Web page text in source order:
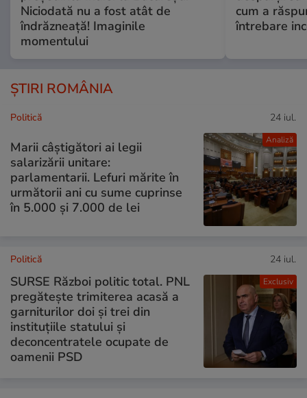
Niciodată nu a fost atât de
îndrăzneață! Imaginile
momentului
cum a
întrebare
ȘTIRI ROMÂNIA
Analiză
Politică 24 iul.
Marii câștigători ai legii
salarizării unitare:
parlamentarii. Lefuri mărite în
următorii ani cu sume cuprinse
în 5.000 și 7.000 de lei
Exclusiv
Politică 24 iul.
SURSE Război politic total. PNL
pregătește trimiterea acasă a
garniturilor doi și trei din
instituțiile statului și
deconcentratele ocupate de
oamenii PSD